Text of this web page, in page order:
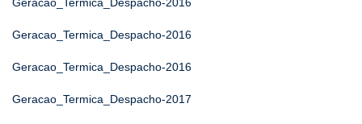
Geracao_Termica_Despacho-2016
Geracao_Termica_Despacho-2016
Geracao_Termica_Despacho-2017